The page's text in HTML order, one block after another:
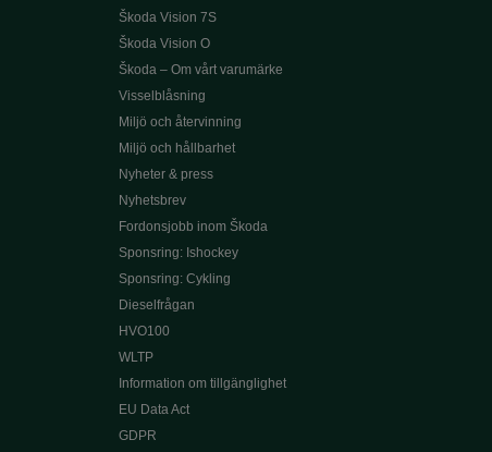
Škoda Vision 7S
Škoda Vision O
Škoda – Om vårt varumärke
Visselblåsning
Miljö och återvinning
Miljö och hållbarhet
Nyheter & press
Nyhetsbrev
Fordonsjobb inom Škoda
Sponsring: Ishockey
Sponsring: Cykling
Dieselfrågan
HVO100
WLTP
Information om tillgänglighet
EU Data Act
GDPR